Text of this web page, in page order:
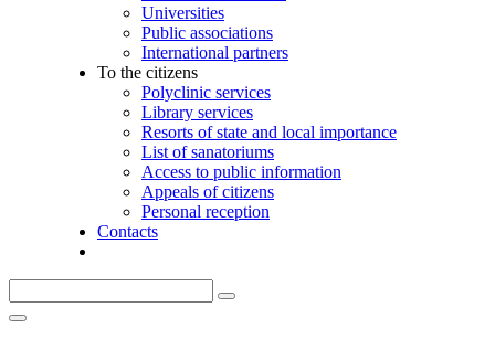
Universities
Public associations
International partners
To the citizens
Polyclinic services
Library services
Resorts of state and local importance
List of sanatoriums
Access to public information
Appeals of citizens
Personal reception
Contacts